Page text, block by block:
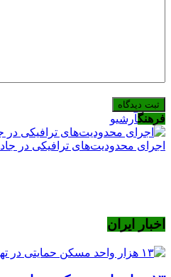
فرهنگآرشیو
اجرای محدودیت‌های ترافیکی در
اخبار ایران